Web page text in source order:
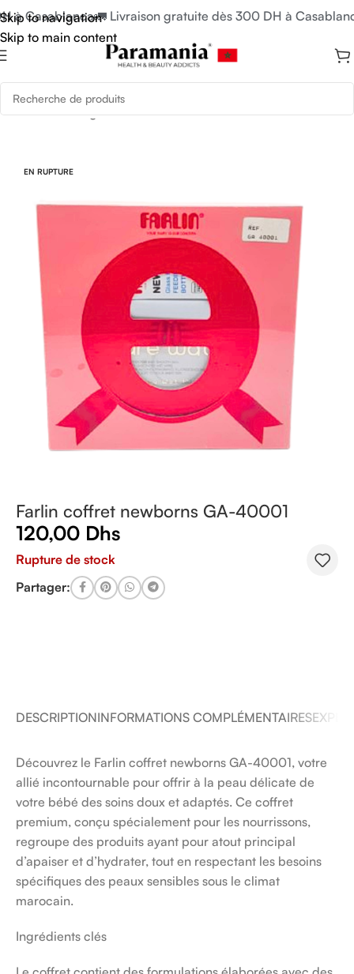
Skip to navigation
Skip to main content
à Casablanca🚛 Livraison gratuite dès 300 DH à
Accueil/Uncategorized
EN RUPTURE
Farlin coffret newborns GA-40001
120,00 Dhs
Rupture de stock
Partager:
DESCRIPTIONINFORMATIONS COMPLÉMENTAIRES
Découvrez le Farlin coffret newborns GA-40001, votre
allié incontournable pour offrir à la peau délicate de
votre bébé des soins doux et adaptés. Ce coffret
premium, conçu spécialement pour les nourrissons,
regroupe des produits ayant pour atout principal
d’apaiser et d’hydrater, tout en respectant les besoins
spécifiques des peaux sensibles sous le climat
marocain.
Ingrédients clés